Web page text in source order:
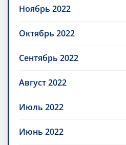
Ноябрь 2022
Октябрь 2022
Сентябрь 2022
Август 2022
Июль 2022
Июнь 2022